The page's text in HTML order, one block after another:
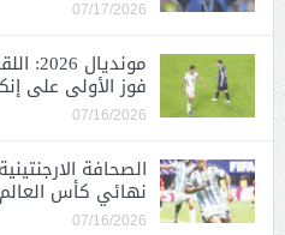
07/17/2026
فوز الأولى على
07/16/2026
الصحافة
نهائي كأس العالم
07/16/2026